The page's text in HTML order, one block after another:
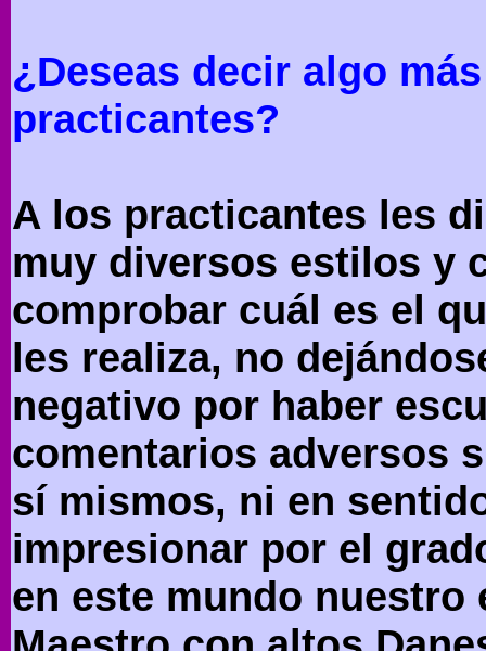
¿Deseas decir algo
practicantes?
A los practicantes les
muy diversos estilos y
comprobar cuál es el
les realiza, no
negativo por haber
comentarios adversos
sí mismos, ni en
impresionar por el
en este mundo